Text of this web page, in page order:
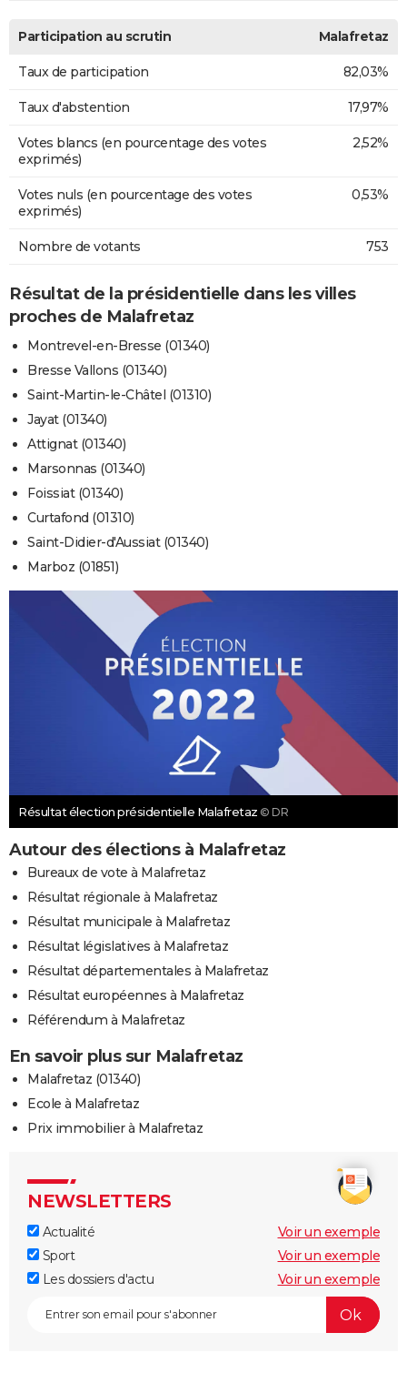
Participation au scrutin Malafretaz
Taux de participation 82,03%
Taux d'abstention 17,97%
Votes blancs (en pourcentage des votes
exprimés)
2,52%
Votes nuls (en pourcentage des votes
exprimés)
0,53%
Nombre de votants 753
Résultat de la présidentielle dans les villes
proches de Malafretaz
Montrevel-en-Bresse (01340)
Bresse Vallons (01340)
Saint-Martin-le-Châtel (01310)
Jayat (01340)
Attignat (01340)
Marsonnas (01340)
Foissiat (01340)
Curtafond (01310)
Saint-Didier-d'Aussiat (01340)
Marboz (01851)
Résultat élection présidentielle Malafretaz © DR
Autour des élections à Malafretaz
Bureaux de vote à Malafretaz
Résultat régionale à Malafretaz
Résultat municipale à Malafretaz
Résultat législatives à Malafretaz
Résultat départementales à Malafretaz
Résultat européennes à Malafretaz
Référendum à Malafretaz
En savoir plus sur Malafretaz
Malafretaz (01340)
Ecole à Malafretaz
Prix immobilier à Malafretaz
NEWSLETTERS
Actualité
Voir un exemple
Sport
Voir un exemple
Les dossiers d'actu
Voir un exemple